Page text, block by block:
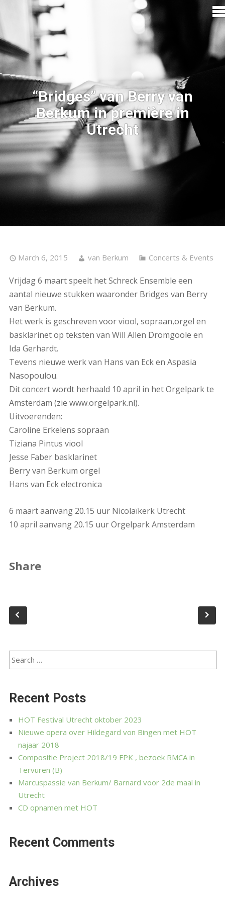
“Bridges” van Berry van
Berkum in première in
Utrecht
March 6, 2015 van Berkum Concerts & Events
Vrijdag 6 maart speelt het Schreck Ensemble een
aantal nieuwe stukken waaronder Bridges van Berry
van Berkum.
Het werk is geschreven voor viool, sopraan,orgel en
basklarinet op teksten van Will Allen Dromgoole en
Ida Gerhardt.
Tevens nieuwe werk van Hans van Eck en Aspasia
Nasopoulou.
Dit concert wordt herhaald 10 april in het Orgelpark te
Amsterdam (zie www.orgelpark.nl).
Uitvoerenden:
Caroline Erkelens sopraan
Tiziana Pintus viool
Jesse Faber basklarinet
Berry van Berkum orgel
Hans van Eck electronica
6 maart aanvang 20.15 uur Nicolaïkerk Utrecht
10 april aanvang 20.15 uur Orgelpark Amsterdam
Share
Recent Posts
HOT Festival Utrecht oktober 2023
Nieuwe opera over Hildegard von Bingen met HOT
najaar 2018
Compositie Project 2018/19 FPK , bezoek RMCA in
Tervuren (B)
Marcuspassie van Berkum/ Barnard voor 2de maal in
Utrecht
CD opnamen met HOT
Recent Comments
Archives